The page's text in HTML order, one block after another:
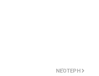
ΝΕΌΤΕΡΗ